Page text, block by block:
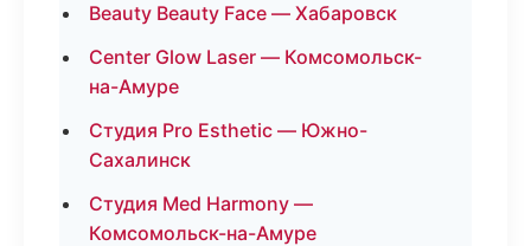
Beauty Beauty Face — Хабаровск
Center Glow Laser — Комсомольск-
на-Амуре
Студия Pro Esthetic — Южно-
Сахалинск
Студия Med Harmony —
Комсомольск-на-Амуре